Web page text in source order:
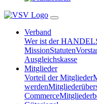
Verband
Wer ist der
MissionStatuten
Ausgleichskasse
Mitglieder
Vorteil der Mitglieder
werden
Commerce